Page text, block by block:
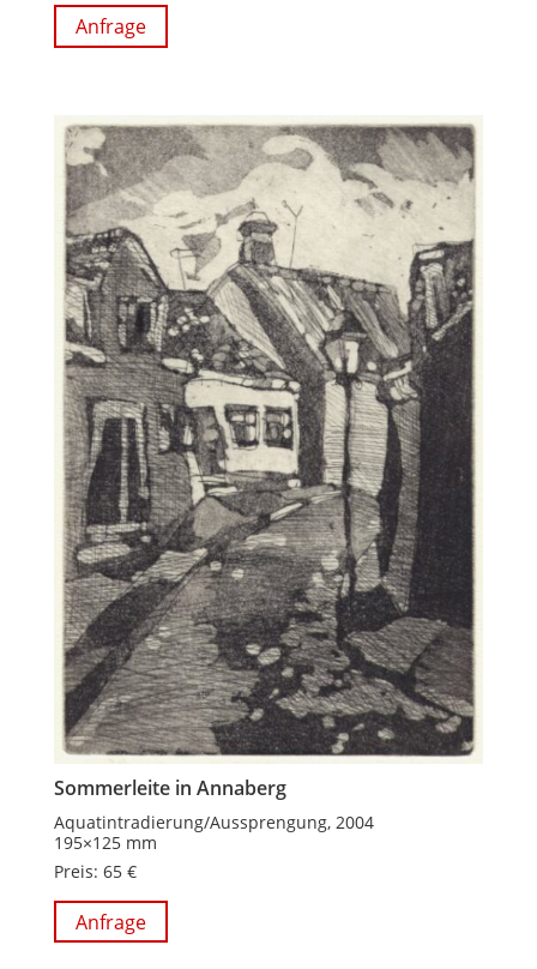
Anfrage
Sommerleite in Annaberg
Aquatintradierung/Aussprengung, 2004
195×125 mm
Preis: 65 €
Anfrage